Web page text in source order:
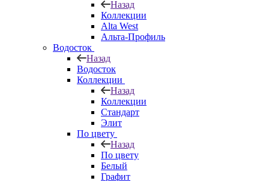
Назад
Коллекции
Alta West
Альта-Профиль
Водосток
Назад
Водосток
Коллекции
Назад
Коллекции
Стандарт
Элит
По цвету
Назад
По цвету
Белый
Графит